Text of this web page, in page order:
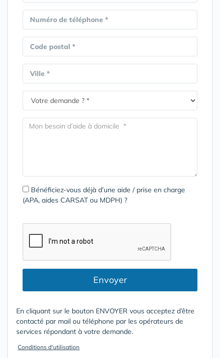
Numéro de téléphone *
Code postal *
Ville *
Bénéficiez-vous déjà d’une aide / prise en charge
(APA, aides CARSAT ou MDPH) ?
Envoyer
En cliquant sur le bouton ENVOYER vous acceptez d’être
contacté par mail ou téléphone par les opérateurs de
services répondant à votre demande.
Conditions d'utilisation